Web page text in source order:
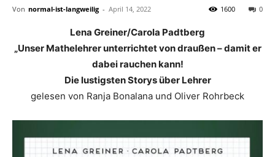
Von normal-ist-langweilig - April 14, 2022 0
1600
Lena Greiner/Carola Padtberg
„Unser Mathelehrer unterrichtet von draußen – damit er
dabei rauchen kann!
Die lustigsten Storys über Lehrer
gelesen von Ranja Bonalana und Oliver Rohrbeck